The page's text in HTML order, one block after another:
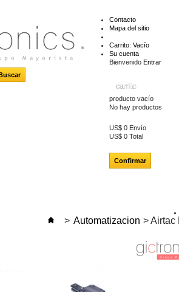
Contacto
Mapa del sitio
Carrito: Vacío
Su cuenta
Bienvenido Entrar
carrito
producto vacío
No hay productos
US$ 0 Envío
US$ 0 Total
Confirmar
> Automatizacion > Airtac